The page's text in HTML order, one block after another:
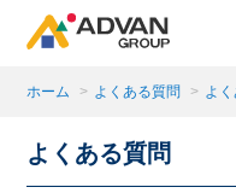
商品ページにある「お
商品がここに表示され
ホーム > よくある質問 > よ
よくある質問